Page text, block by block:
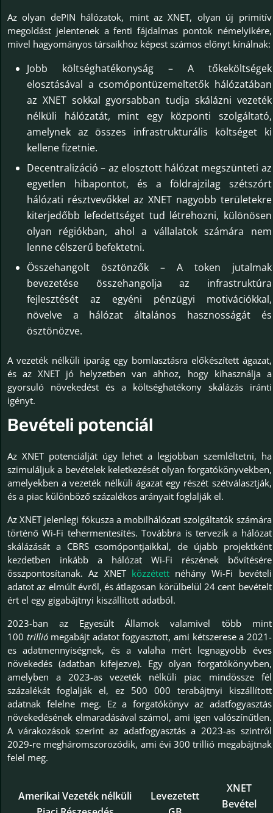
Az olyan dePIN hálózatok, mint az XNET, olyan új primitív
megoldást jelentenek a fenti fájdalmas pontok némelyikére,
mivel hagyományos társaikhoz képest számos előnyt kínálnak:
Jobb költséghatékonyság – A tőkeköltségek
elosztásával a csomópontüzemeltetők hálózatában
az XNET sokkal gyorsabban tudja skálázni vezeték
nélküli hálózatát, mint egy központi szolgáltató,
amelynek az összes infrastrukturális költséget ki
kellene fizetnie.
Decentralizáció – az elosztott hálózat megszünteti az
egyetlen hibapontot, és a földrajzilag szétszórt
hálózati résztvevőkkel az XNET nagyobb területekre
kiterjedőbb lefedettséget tud létrehozni, különösen
olyan régiókban, ahol a vállalatok számára nem
lenne célszerű befektetni.
Összehangolt ösztönzők – A token jutalmak
bevezetése összehangolja az infrastruktúra
fejlesztését az egyéni pénzügyi motivációkkal,
növelve a hálózat általános hasznosságát és
ösztönözve.
A vezeték nélküli iparág egy bomlasztásra előkészített ágazat,
és az XNET jó helyzetben van ahhoz, hogy kihasználja a
gyorsuló növekedést és a költséghatékony skálázás iránti
igényt.
Bevételi potenciál
Az XNET potenciálját úgy lehet a legjobban szemléltetni, ha
szimuláljuk a bevételek keletkezését olyan forgatókönyvekben,
amelyekben a vezeték nélküli ágazat egy részét szétválasztják,
és a piac különböző százalékos arányait foglalják el.
Az XNET jelenlegi fókusza a mobilhálózati szolgáltatók számára
történő Wi-Fi tehermentesítés. Továbbra is tervezik a hálózat
skálázását a CBRS csomópontjaikkal, de újabb projektként
kezdetben inkább a hálózat Wi-Fi részének bővítésére
összpontosítanak. Az XNET közzétettnéhány Wi-Fi bevételi
adatot az elmúlt évről, és átlagosan körülbelül 24 cent bevételt
ért el egy gigabájtnyi kiszállított adatból.
2023-ban az Egyesült Államok valamivel több mint
100 trillió megabájt adatot fogyasztott, ami kétszerese a 2021-
es adatmennyiségnek, és a valaha mért legnagyobb éves
növekedés (adatban kifejezve). Egy olyan forgatókönyvben,
amelyben a 2023-as vezeték nélküli piac mindössze fél
százalékát foglalják el, ez 500 000 terabájtnyi kiszállított
adatnak felelne meg. Ez a forgatókönyv az adatfogyasztás
növekedésének elmaradásával számol, ami igen valószínűtlen.
A várakozások szerint az adatfogyasztás a 2023-as szintről
2029-re megháromszorozódik, ami évi 300 trillió megabájtnak
felel meg.
Amerikai Vezeték nélküli
Levezetett
XNET
Bevétel